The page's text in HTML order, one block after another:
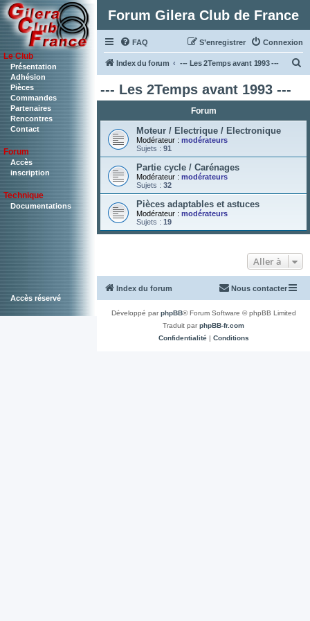
Le Club
Présentation
Adhésion
Pièces
Commandes
Partenaires
Rencontres
Contact
Forum
Accès
inscription
Technique
Documentations
Accès réservé
Forum Gilera Club de France
FAQ Connexion
S’enregistrer
Index du forum --- Les 2Temps avant 1993 ---
e
--- Les 2Temps avant 1993 ---
Forum
Moteur / Electrique / Electronique
Modérateur : modérateurs
Sujets : 91
Partie cycle / Carénages
Modérateur : modérateurs
Sujets : 32
Pièces adaptables et astuces
Modérateur : modérateurs
Sujets : 19
Aller à
Index du forum Nous contacter
Développé parphpBB® Forum Software © phpBB Limited
Traduit parphpBB-fr.com
Confidentialité| Conditions